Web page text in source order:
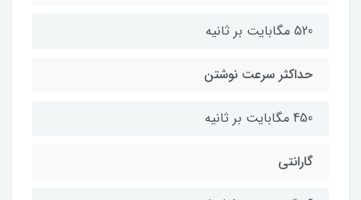
520 مگابایت بر ثانیه
حداکثر سرعت نوشتن
450 مگابایت بر ثانیه
گارانتی